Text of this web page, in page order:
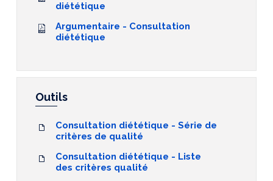
diététique
Argumentaire - Consultation
diététique
Outils
Consultation diététique - Série de
critères de qualité
Consultation diététique - Liste
des critères qualité